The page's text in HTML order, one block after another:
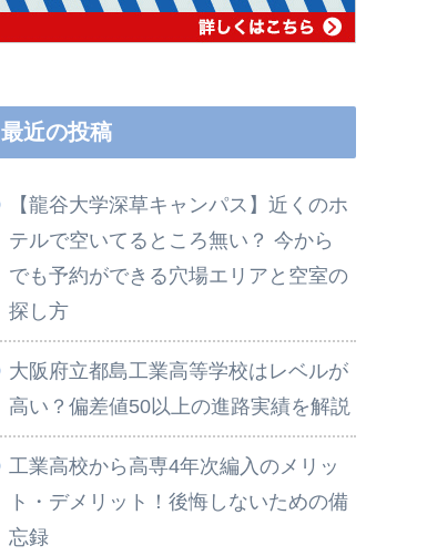
最近の投稿
【龍谷大学深草キャンパス】近くのホ
テルで空いてるところ無い？ 今から
でも予約ができる穴場エリアと空室の
探し方
大阪府立都島工業高等学校はレベルが
高い？偏差値50以上の進路実績を解説
工業高校から高専4年次編入のメリッ
ト・デメリット！後悔しないための備
忘録